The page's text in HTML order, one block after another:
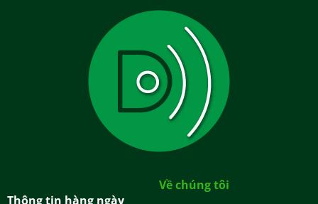
Thông tin hàng ngày
Về chúng tôi